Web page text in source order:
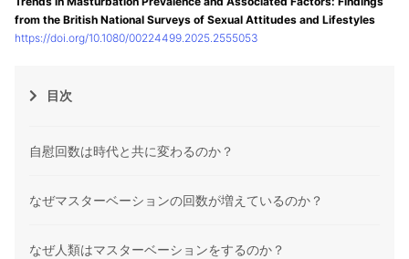
from the British National Surveys of Sexual Attitudes and Lifestyles
https://doi.org/10.1080/00224499.2025.2555053
目次
自慰回数は時代と共に変わるのか？
なぜマスターベーションの回数が増えているのか？
なぜ人類はマスターベーションをするのか？